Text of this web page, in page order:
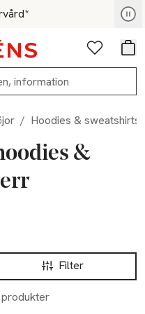
Shoppa nu
Favoriter
/ Hoodies & sweatshirts
&
Filter